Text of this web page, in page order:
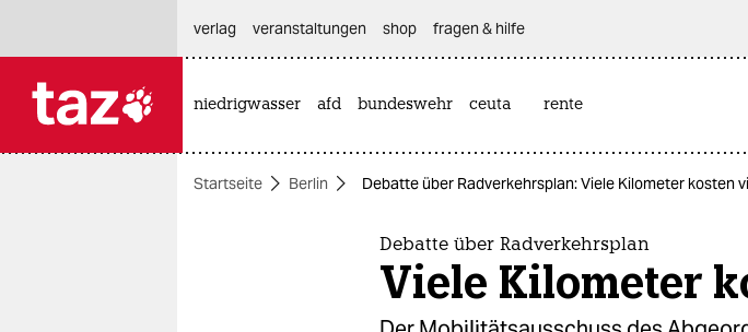
themen
verlag
veranstaltungen shop fragen & hilfe
niedrigwasser afd bundeswehr ceuta rente
Startseite Berlin Debatte über Radverkehrsplan: Viele Kilometer kosten
Debatte über Radverkehrsplan
Viele Kilometer